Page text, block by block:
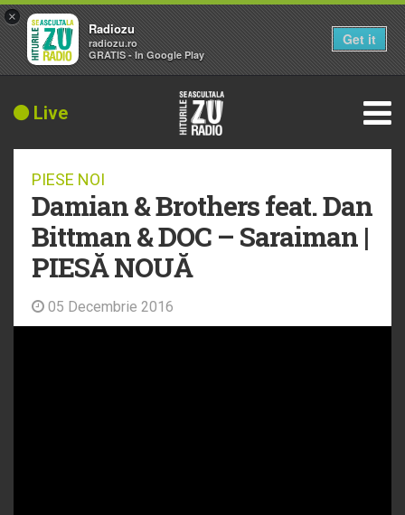
Live
PIESE NOI
Damian & Brothers feat. Dan
Bittman & DOC – Saraiman |
PIESĂ NOUĂ
05 Decembrie 2016
×
Radiozu
radiozu.ro
GRATIS - In Google Play
Get it